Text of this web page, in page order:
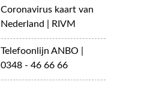
Coronavirus kaart van
Nederland | RIVM
Telefoonlijn ANBO |
0348 - 46 66 66